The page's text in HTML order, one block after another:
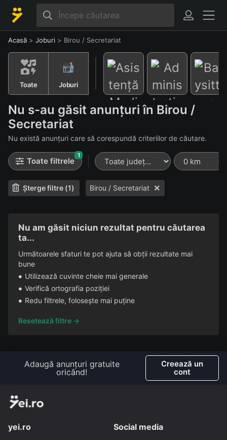
Acasă > Joburi > Birou / Secretariat
Nu s-au găsit anunțuri în Birou /
Secretariat
Nu există anunțuri care să corespundă criteriilor de căutare.
Toate Joburi
Medicală
Administra
Toate filtrele
1
Șterge filtre (1) Birou / Secretariat
Nu am găsit niciun rezultat pentru căutarea
ta...
Următoarele sfaturi te pot ajuta să obții rezultate mai
bune
Utilizează cuvinte cheie mai generale
Verifică ortografia poziției
Redu filtrele, folosește mai puține
Resetează filtre →
Adaugă anunțuri gratuite
oricând!
Creează un
cont
yei.ro Social media